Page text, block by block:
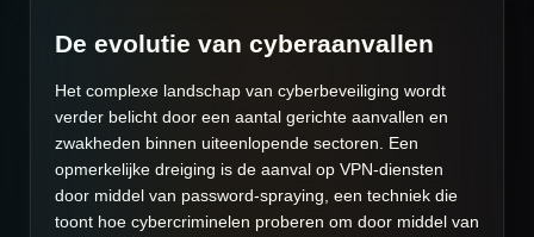
De evolutie van cyberaanvallen
Het complexe landschap van cyberbeveiliging wordt
verder belicht door een aantal gerichte aanvallen en
zwakheden binnen uiteenlopende sectoren. Een
opmerkelijke dreiging is de aanval op VPN-diensten
door middel van password-spraying, een techniek die
toont hoe cybercriminelen proberen om door middel van